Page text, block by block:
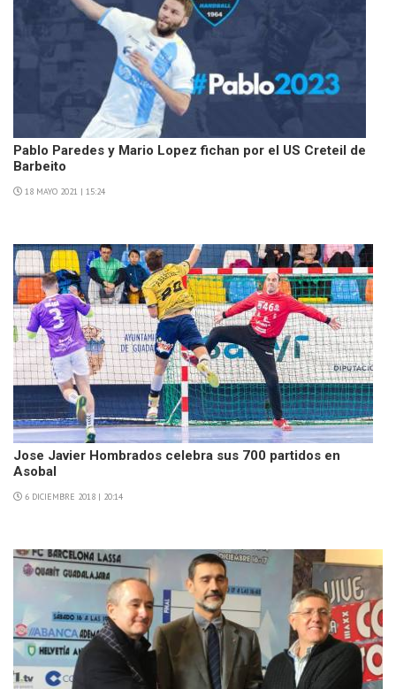
Pablo Paredes y Mario Lopez fichan por el US Creteil de
Barbeito
18 MAYO 2021 | 15:24
Jose Javier Hombrados celebra sus 700 partidos en
Asobal
6 DICIEMBRE 2018 | 20:14